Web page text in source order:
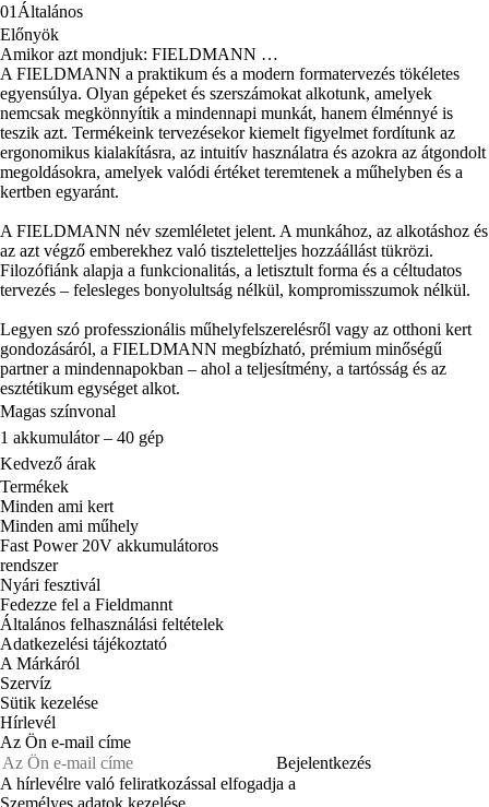
01 Általános
Előnyök
Amikor azt mondjuk: FIELDMANN …
A FIELDMANN a praktikum és a modern formatervezés tökéletes
egyensúlya. Olyan gépeket és szerszámokat alkotunk, amelyek
nemcsak megkönnyítik a mindennapi munkát, hanem élménnyé is
teszik azt. Termékeink tervezésekor kiemelt figyelmet fordítunk az
ergonomikus kialakításra, az intuitív használatra és azokra az átgondolt
megoldásokra, amelyek valódi értéket teremtenek a műhelyben és a
kertben egyaránt.
A FIELDMANN név szemléletet jelent. A munkához, az alkotáshoz és
az azt végző emberekhez való tiszteletteljes hozzáállást tükrözi.
Filozófiánk alapja a funkcionalitás, a letisztult forma és a céltudatos
tervezés – felesleges bonyolultság nélkül, kompromisszumok nélkül.
Legyen szó professzionális műhelyfelszerelésről vagy az otthoni kert
gondozásáról, a FIELDMANN megbízható, prémium minőségű
partner a mindennapokban – ahol a teljesítmény, a tartósság és az
esztétikum egységet alkot.
Magas színvonal
1 akkumulátor – 40 gép
Kedvező árak
Termékek
Minden ami kert
Minden ami műhely
Fast Power 20V akkumulátoros
rendszer
Nyári fesztivál
Fedezze fel a Fieldmannt
Általános felhasználási feltételek
Adatkezelési tájékoztató
A Márkáról
Szervíz
Sütik kezelése
Hírlevél
Az Ön e-mail címe
Bejelentkezés
A hírlevélre való feliratkozással elfogadja a
Személyes adatok kezelése